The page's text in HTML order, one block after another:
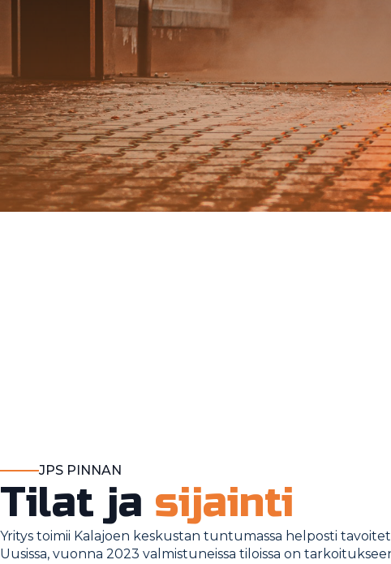
JPS PINNAN
Tilat ja sijainti
Yritys toimii Kalajoen keskustan tuntumassa helposti
Uusissa, vuonna 2023 valmistuneissa tiloissa on